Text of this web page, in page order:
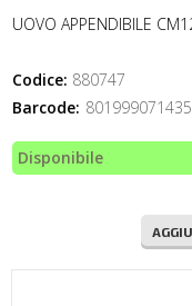
UOVO APPENDIBILE
Codice: 880747
Barcode:
Disponibile